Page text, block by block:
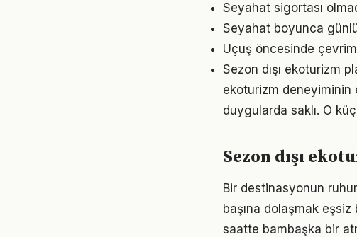
Seyahat sigortası
Seyahat boyunca
Uçuş öncesinde
Sezon dışı ekoturizm
ekoturizm deneyiminin
duygularda saklı. O
Sezon dışı
Bir destinasyonun
başına dolaşmak
saatte bambaşka bir